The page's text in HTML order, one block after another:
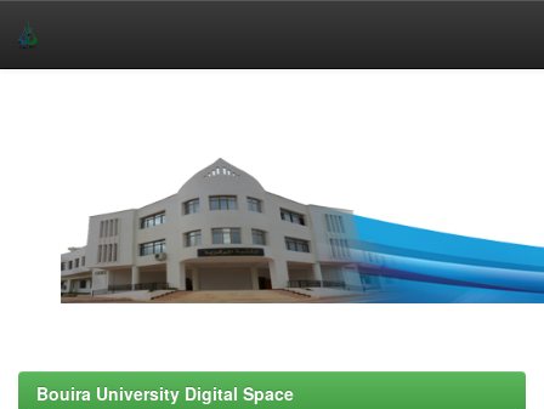
Bouira University Digital Space